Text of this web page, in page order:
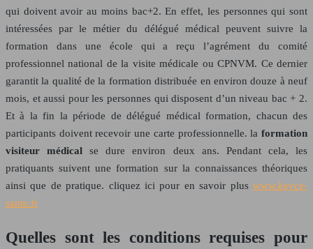
qui doivent avoir au moins bac+2. En effet, les personnes qui sont
intéressées par le métier du délégué médical peuvent suivre la
formation dans une école qui a reçu l’agrément du comité
professionnel national de la visite médicale ou CPNVM. Ce dernier
garantit la qualité de la formation distribuée en environ douze à neuf
mois, et aussi pour les personnes qui disposent d’un niveau bac + 2.
Et à la fin la période de délégué médical formation, chacun des
participants doivent recevoir une carte professionnelle. la formation
visiteur médical se dure environ deux ans. Pendant cela, les
pratiquants suivent une formation sur la connaissances théoriques
ainsi que de pratique. cliquez ici pour en savoir plus www.keyce-
sante.fr
Quelles sont les conditions requises pour